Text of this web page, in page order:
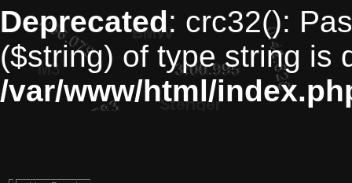
Deprecated: crc32():
($string) of type string is
/var/www/html/